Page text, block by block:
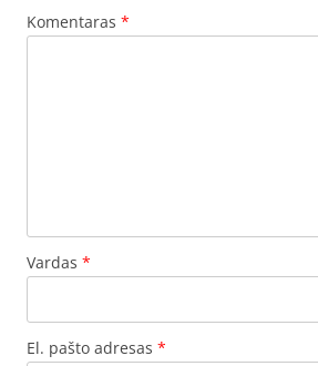
Komentaras *
Vardas *
El. pašto adresas *